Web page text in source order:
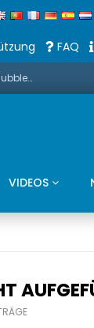
FAQ
Promo: Dieses Weihnachten präsentieren wir eine Michael Bubble And Sax Duets
VIDEOS